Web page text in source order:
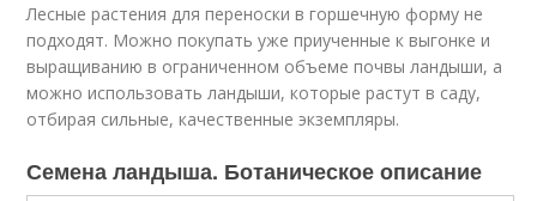
Лесные растения для переноски в горшечную форму не
подходят. Можно покупать уже приученные к выгонке и
выращиванию в ограниченном объеме почвы ландыши, а
можно использовать ландыши, которые растут в саду,
отбирая сильные, качественные экземпляры.
Семена ландыша. Ботаническое описание